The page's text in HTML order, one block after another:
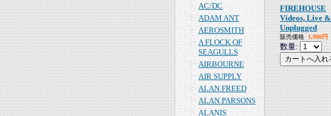
AC/DC
ADAM ANT
AEROSMITH
A FLOCK OF
SEAGULLS
AIRBOURNE
AIR SUPPLY
ALAN FREED
ALAN PARSONS
ALANIS
FIREHOUSE
Videos, Live &
Unplugged
販売価格 1,980円
数量: